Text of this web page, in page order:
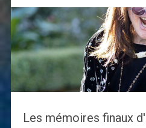
Les mémoires finaux